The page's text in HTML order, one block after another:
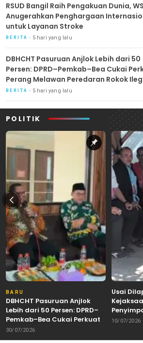
RSUD Bangil Raih Pengakuan Dunia,
Anugerahkan Penghargaan
untuk Layanan Stroke
BERITA 5 hari yang lalu
DBHCHT Pasuruan Anjlok Lebih dari 50
Persen: DPRD–Pemkab–Bea Cukai
Perang Melawan Peredaran Rokok
BERITA 5 hari yang lalu
POLITIK
BARU
DBHCHT Pasuruan Anjlok
Lebih dari 50 Persen: DPRD–
Pemkab–Bea Cukai Perkuat
Perang Melawan Peredaran
Rokok Ilegal
30/07/2026
Usai
Cabut
10/07/2026